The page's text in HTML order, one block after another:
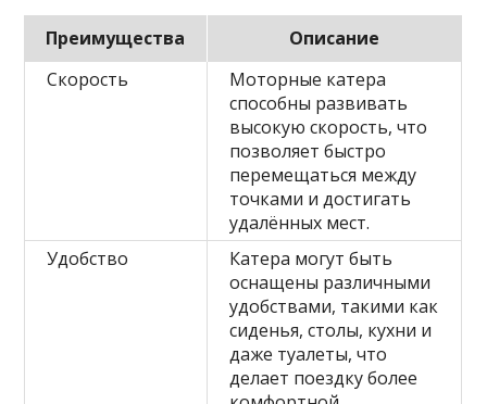
Преимущества
Описание
Скорость
Моторные катера
способны развивать
высокую скорость, что
позволяет быстро
перемещаться между
точками и достигать
удалённых мест.
Удобство
Катера могут быть
оснащены различными
удобствами, такими как
сиденья, столы, кухни и
даже туалеты, что
делает поездку более